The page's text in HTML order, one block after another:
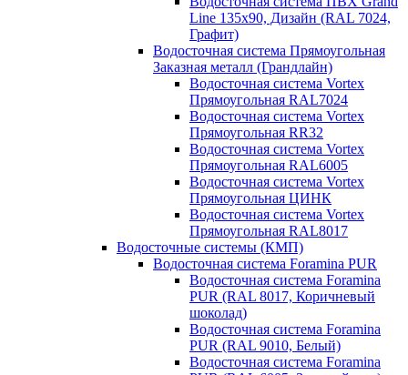
Line 135х90, Дизайн (RAL 7024,
Графит)
Водосточная система Прямоугольная
Заказная металл (Грандлайн)
Водосточная система Vortex
Прямоугольная RAL7024
Водосточная система Vortex
Прямоугольная RR32
Водосточная система Vortex
Прямоугольная RAL6005
Водосточная система Vortex
Прямоугольная ЦИНК
Водосточная система Vortex
Прямоугольная RAL8017
Водосточные системы (КМП)
Водосточная система Foramina PUR
Водосточная система Foramina
PUR (RAL 8017, Коричневый
шоколад)
Водосточная система Foramina
PUR (RAL 9010, Белый)
Водосточная система Foramina